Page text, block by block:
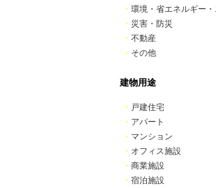
・ 環境・省エネルギー・
・ 災害・防災
・ 不動産
・ その他
建物用途
・ 戸建住宅
・ アパート
・ マンション
・ オフィス施設
・ 商業施設
・ 宿泊施設